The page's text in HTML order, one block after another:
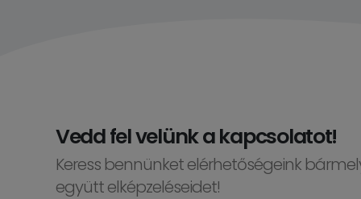
Vedd fel velünk a kapcsolatot!
Keress bennünket elérhetőségeink
együtt elképzeléseidet!